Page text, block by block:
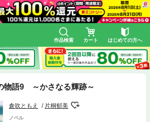
作品検索 カート はじめての方へ
物語9 ～かさなる輝跡～
倉吹ともえ 片桐郁美
ノベル